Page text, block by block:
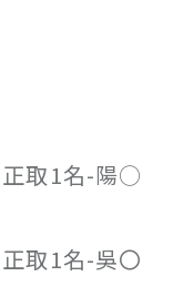
正取1名-陽○
取1名-吳〇